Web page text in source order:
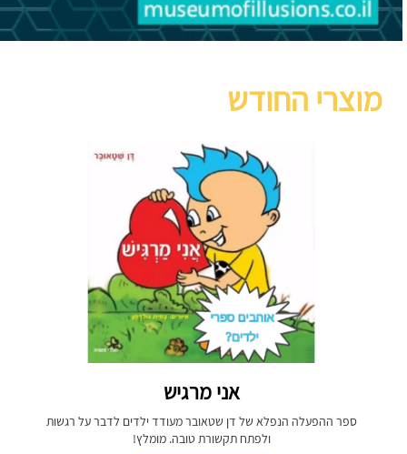
מוצרי החודש
אני מרגיש
ספר ההפעלה הנפלא של דן שטאובר מעודד ילדים לדבר על רגשות
ולפתח תקשורת טובה. מומלץ!